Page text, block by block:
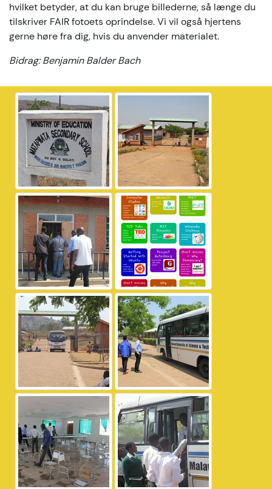
hvilket betyder, at du kan bruge billederne, så længe du
tilskriver FAIR fotoets oprindelse. Vi vil også hjertens
gerne høre fra dig, hvis du anvender materialet.
Bidrag: Benjamin Balder Bach